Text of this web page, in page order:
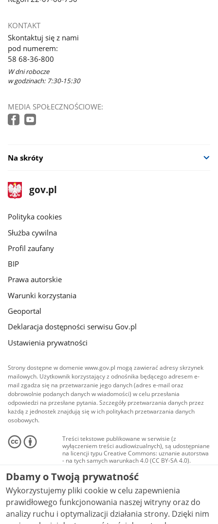
KONTAKT
Skontaktuj się z nami
pod numerem:
58 68-36-800
W dni robocze
w godzinach: 7:30-15:30
MEDIA SPOŁECZNOŚCIOWE:
Na skróty
stopka
gov.pl
Strona
gov.pl
gov.pl
Polityka cookies
Służba cywilna
Profil zaufany
BIP
Prawa autorskie
Warunki korzystania
Geoportal
Deklaracja dostępności serwisu Gov.pl
Ustawienia prywatności
Strony dostępne w domenie www.gov.pl mogą zawierać adresy skrzynek
mailowych. Użytkownik korzystający z odnośnika będącego adresem e-
mail zgadza się na przetwarzanie jego danych (adres e-mail oraz
dobrowolnie podanych danych w wiadomości) w celu przesłania
odpowiedzi na przesłane pytania. Szczegóły przetwarzania danych przez
każdą z jednostek znajdują się w ich politykach przetwarzania danych
osobowych.
Treści tekstowe publikowane w serwisie (z
wyłączeniem treści audiowizualnych), są udostępniane
na licencji typu Creative Commons: uznanie autorstwa
- na tych samych warunkach 4.0 (CC BY-SA 4.0).
Materiały audiowizualne, w tym zdjęcia, materiały
audio i wideo, są udostępniane na licencji typu
Creative Commons: uznanie autorstwa użycie
niekomercyjne - bez utworów zależnych 4.0 (CC BY-
NC-ND 4.0), o ile nie jest to stwierdzone inaczej.
Dbamy o Twoją prywatność
Wykorzystujemy pliki cookie w celu zapewnienia
prawidłowego funkcjonowania naszej witryny oraz do
analizy ruchu i optymalizacji działania strony. Dzięki nim